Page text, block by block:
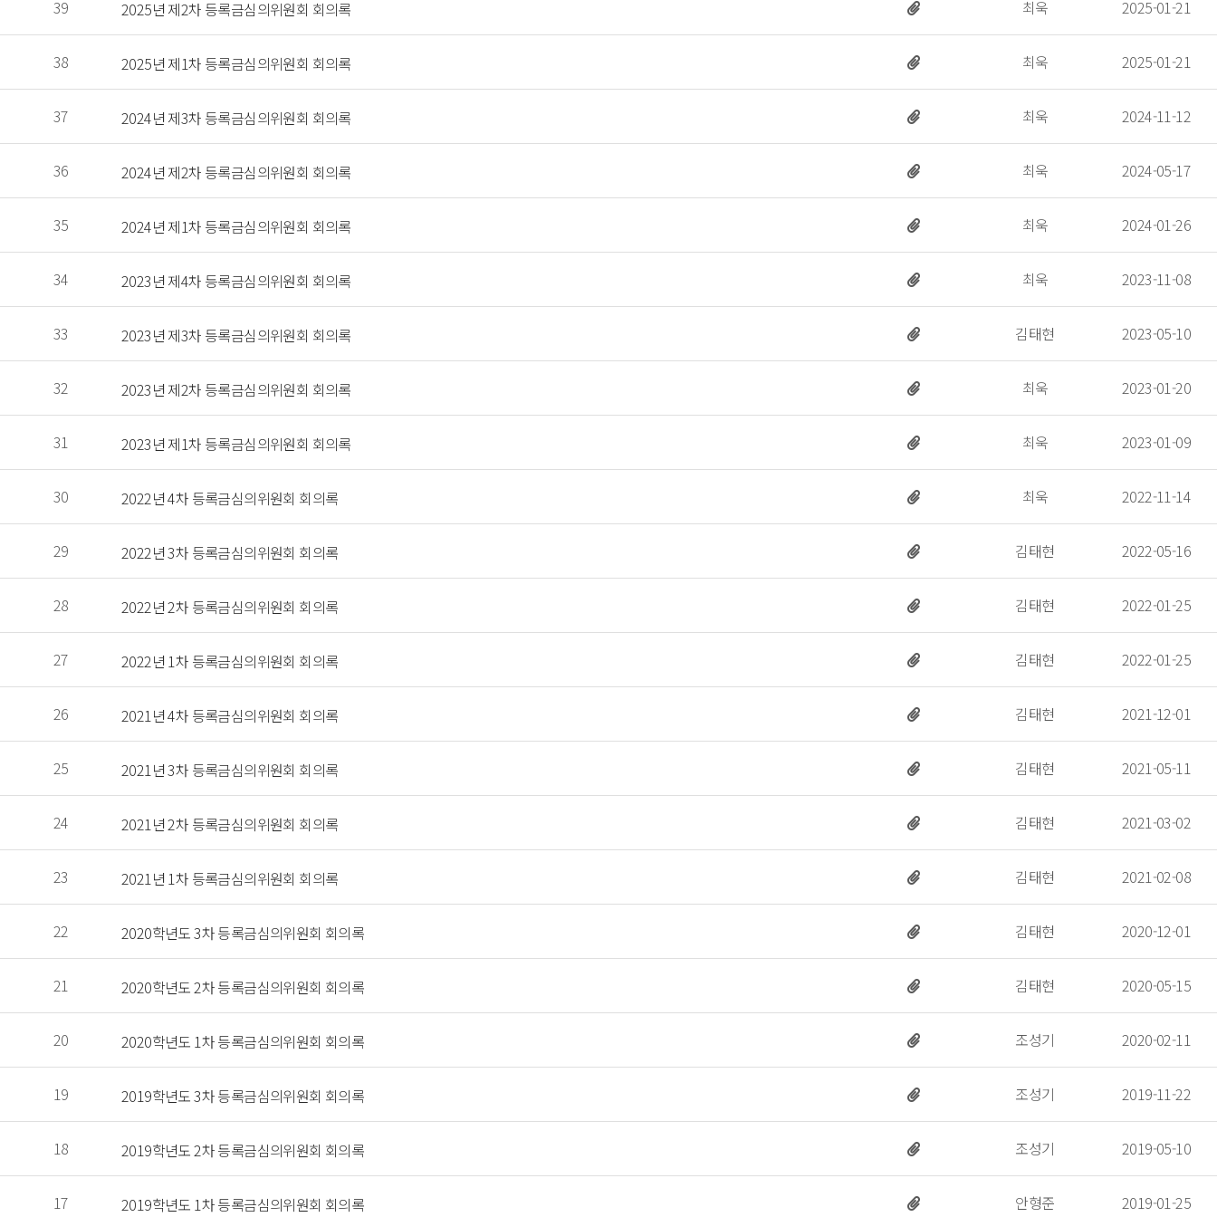
39 2025년 제2차 등록금심의위원회 회의록 최욱 2025-01-21
38 2025년 제1차 등록금심의위원회 회의록 최욱 2025-01-21
37 2024년 제3차 등록금심의위원회 회의록 최욱 2024-11-12
36 2024년 제2차 등록금심의위원회 회의록 최욱 2024-05-17
35 2024년 제1차 등록금심의위원회 회의록 최욱 2024-01-26
34 2023년 제4차 등록금심의위원회 회의록 최욱 2023-11-08
33 2023년 제3차 등록금심의위원회 회의록 김태현 2023-05-10
32 2023년 제2차 등록금심의위원회 회의록 최욱 2023-01-20
31 2023년 제1차 등록금심의위원회 회의록 최욱 2023-01-09
30 2022년 4차 등록금심의위원회 회의록 최욱 2022-11-14
29 2022년 3차 등록금심의위원회 회의록 김태현 2022-05-16
28 2022년 2차 등록금심의위원회 회의록 김태현 2022-01-25
27 2022년 1차 등록금심의위원회 회의록 김태현 2022-01-25
26 2021년 4차 등록금심의위원회 회의록 김태현 2021-12-01
25 2021년 3차 등록금심의위원회 회의록 김태현 2021-05-11
24 2021년 2차 등록금심의위원회 회의록 김태현 2021-03-02
23 2021년 1차 등록금심의위원회 회의록 김태현 2021-02-08
22 2020학년도 3차 등록금심의위원회 회의록 김태현 2020-12-01
21 2020학년도 2차 등록금심의위원회 회의록 김태현 2020-05-15
20 2020학년도 1차 등록금심의위원회 회의록 조성기 2020-02-11
19 2019학년도 3차 등록금심의위원회 회의록 조성기 2019-11-22
18 2019학년도 2차 등록금심의위원회 회의록 조성기 2019-05-10
17 2019학년도 1차 등록금심의위원회 회의록 안형준 2019-01-25